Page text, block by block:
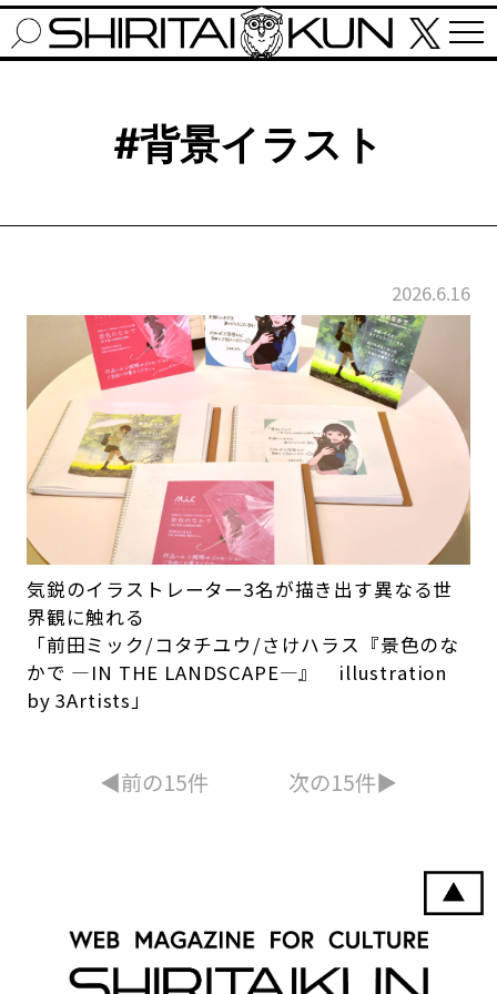
#背景イラスト
2026.6.16
気鋭のイラストレーター3名が描き出す異なる世
界観に触れる
「前田ミック/コタチユウ/さけハラス『景色のな
かで ―IN THE LANDSCAPE―』 illustration
by 3Artists」
◀︎前の15件 次の15件▶︎